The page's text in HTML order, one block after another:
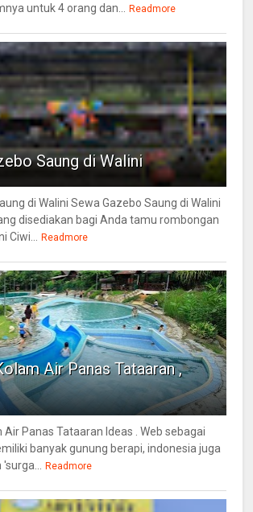
untuk 4 orang dan...
Readmore
Saung di Walini
di Walini Sewa Gazebo Saung di Walini
disediakan bagi Anda tamu rombongan
Ciwi...
Readmore
Air Panas Tataaran ,
Air Panas Tataaran Ideas . Web sebagai
banyak gunung berapi, indonesia juga
Readmore